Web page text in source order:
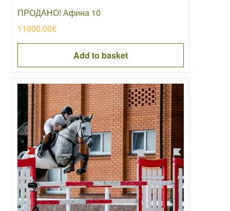
ПРОДАНО! Афина 10
11000.00€
Add to basket